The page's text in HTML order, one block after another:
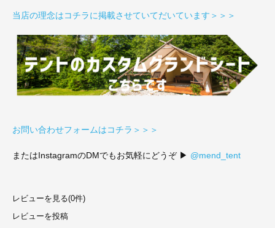
当店の理念はコチラに掲載させていてだいています＞＞＞
お問い合わせフォームはコチラ＞＞＞
またはInstagramのDMでもお気軽にどうぞ ▶ @mend_tent
レビューを見る(0件)
レビューを投稿